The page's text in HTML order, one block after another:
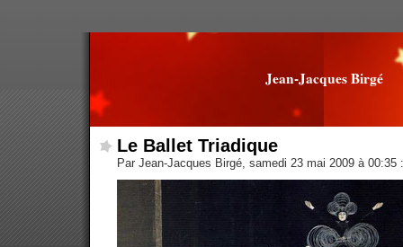
Jean-Jacques Birgé
Le Ballet Triadique
Par Jean-Jacques Birgé, samedi 23 mai 2009 à 00:35